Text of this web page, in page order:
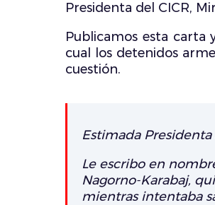
Presidenta del CICR,
Publicamos esta carta
cual los detenidos
cuestión.
Estimada Presidenta
Le escribo en
Nagorno-Karabaj,
mientras intentaba